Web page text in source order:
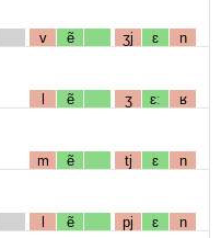
v ẽ ʒj ɛ n
l ẽ ʒ ɛː ʁ
m ẽ tj ɛ n
l ẽ pj ɛ n